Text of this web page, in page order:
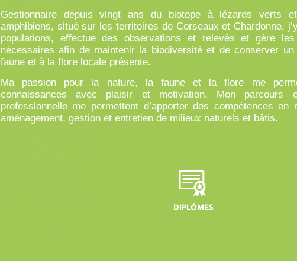
Gestionnaire depuis vingt ans du biotope à lézards verts
amphibiens, situé sur les territoires de Corseaux et Chardonne,
populations, effectue des observations et relevés et gère les
nécessaires afin de maintenir la biodiversité et de conserver
faune et à la flore locale présente.
Ma passion pour la nature, la faune et la flore me
connaissances avec plaisir et motivation. Mon parcours
professionnelle me permettent d’apporter des compétences en
aménagement, gestion et entretien de milieux naturels et bâtis.